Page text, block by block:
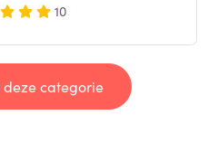
10
deze categorie